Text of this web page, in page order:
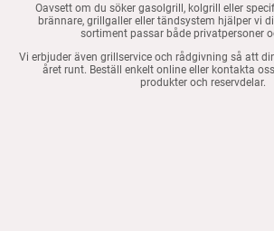
Oavsett om du söker gasolgrill, kolgrill eller
brännare, grillgaller eller tändsystem hjälper vi
sortiment passar både privatpersoner
Vi erbjuder även grillservice och rådgivning så att
året runt. Beställ enkelt online eller kontakta
produkter och reservdelar.